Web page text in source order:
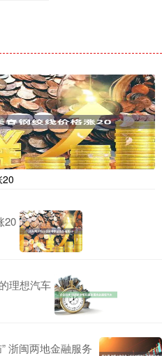
20
20
理想汽车
浙闽两地金融服务